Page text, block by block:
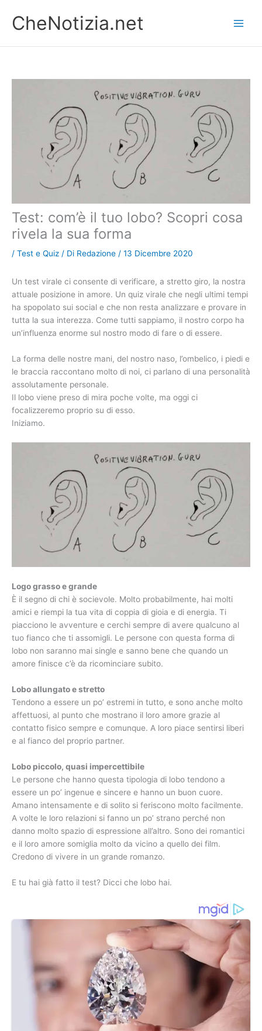
contenuto
CheNotizia.net
Test: com’è il tuo lobo? Scopri cosa
rivela la sua forma
/ Test e Quiz / Di Redazione / 13 Dicembre 2020
Un test virale ci consente di verificare, a stretto giro, la nostra
attuale posizione in amore. Un quiz virale che negli ultimi tempi
ha spopolato sui social e che non resta analizzare e provare in
tutta la sua interezza. Come tutti sappiamo, il nostro corpo ha
un’influenza enorme sul nostro modo di fare o di essere.
La forma delle nostre mani, del nostro naso, l’ombelico, i piedi e
le braccia raccontano molto di noi, ci parlano di una personalità
assolutamente personale.
Il lobo viene preso di mira poche volte, ma oggi ci
focalizzeremo proprio su di esso.
Iniziamo.
Logo grasso e grande
È il segno di chi è socievole. Molto probabilmente, hai molti
amici e riempi la tua vita di coppia di gioia e di energia. Ti
piacciono le avventure e cerchi sempre di avere qualcuno al
tuo fianco che ti assomigli. Le persone con questa forma di
lobo non saranno mai single e sanno bene che quando un
amore finisce c’è da ricominciare subito.
Lobo allungato e stretto
Tendono a essere un po’ estremi in tutto, e sono anche molto
affettuosi, al punto che mostrano il loro amore grazie al
contatto fisico sempre e comunque. A loro piace sentirsi liberi
e al fianco del proprio partner.
Lobo piccolo, quasi impercettibile
Le persone che hanno questa tipologia di lobo tendono a
essere un po’ ingenue e sincere e hanno un buon cuore.
Amano intensamente e di solito si feriscono molto facilmente.
A volte le loro relazioni si fanno un po’ strano perché non
danno molto spazio di espressione all’altro. Sono dei romantici
e il loro amore somiglia molto da vicino a quello dei film.
Credono di vivere in un grande romanzo.
E tu hai già fatto il test? Dicci che lobo hai.